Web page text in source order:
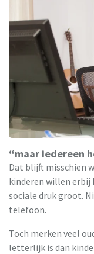
“maar iedereen
Dat blijft misschien
kinderen willen erbij
sociale druk groot.
telefoon.
Toch merken veel
letterlijk is dan